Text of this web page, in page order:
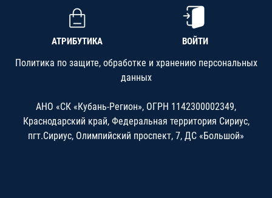
АТРИБУТИКА ВОЙТИ
Политика по защите, обработке и хранению персональных
данных
АНО «СК «Кубань-Регион», ОГРН 1142300002349,
Краснодарский край, Федеральная территория Сириус,
пгт.Сириус, Олимпийский проспект, 7, ДС «Большой»